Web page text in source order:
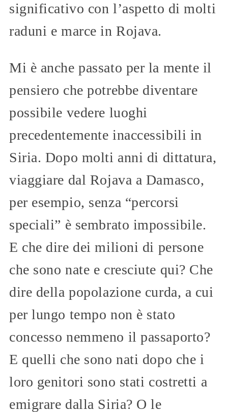
significativo con l’aspetto di molti
raduni e marce in Rojava.
Mi è anche passato per la mente il
pensiero che potrebbe diventare
possibile vedere luoghi
precedentemente inaccessibili in
Siria. Dopo molti anni di dittatura,
viaggiare dal Rojava a Damasco,
per esempio, senza “percorsi
speciali” è sembrato impossibile.
E che dire dei milioni di persone
che sono nate e cresciute qui? Che
dire della popolazione curda, a cui
per lungo tempo non è stato
concesso nemmeno il passaporto?
E quelli che sono nati dopo che i
loro genitori sono stati costretti a
emigrare dalla Siria? O le